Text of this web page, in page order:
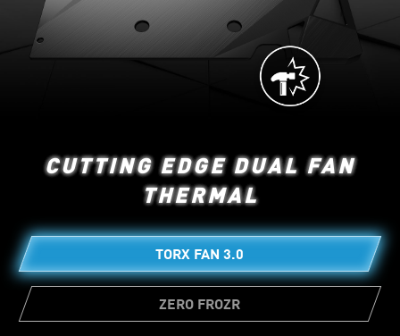
CUTTING EDGE DUAL FAN
THERMAL
TORX FAN 3.0
ZERO FROZR